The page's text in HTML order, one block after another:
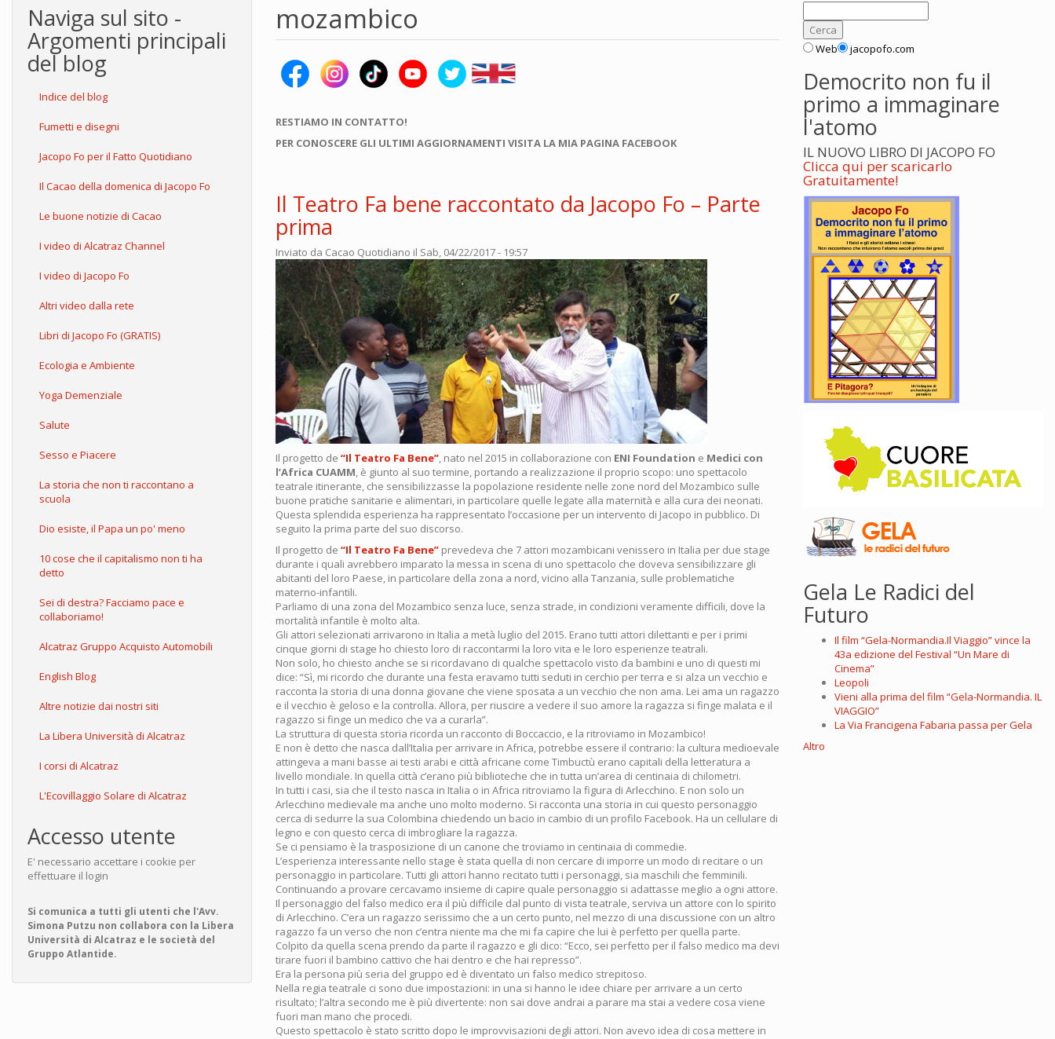
Naviga sul sito -
Argomenti principali
del blog
Indice del blog
Fumetti e disegni
Jacopo Fo per il Fatto Quotidiano
Il Cacao della domenica di Jacopo Fo
Le buone notizie di Cacao
I video di Alcatraz Channel
I video di Jacopo Fo
Altri video dalla rete
Libri di Jacopo Fo (GRATIS)
Ecologia e Ambiente
Yoga Demenziale
Salute
Sesso e Piacere
La storia che non ti raccontano a
scuola
Dio esiste, il Papa un po' meno
10 cose che il capitalismo non ti ha
detto
Sei di destra? Facciamo pace e
collaboriamo!
Alcatraz Gruppo Acquisto Automobili
English Blog
Altre notizie dai nostri siti
La Libera Università di Alcatraz
I corsi di Alcatraz
L'Ecovillaggio Solare di Alcatraz
Accesso utente
E' necessario accettare i cookie per
effettuare il login
Si comunica a tutti gli utenti che l'Avv.
Simona Putzu non collabora con la Libera
Università di Alcatraz e le società del
Gruppo Atlantide.
mozambico
RESTIAMO IN CONTATTO!
PER CONOSCERE GLI ULTIMI AGGIORNAMENTI VISITA LA MIA PAGINA FACEBOOK
Il Teatro Fa bene raccontato da Jacopo Fo – Parte
prima
Inviato da Cacao Quotidiano il Sab, 04/22/2017 - 19:57
Il progetto de “Il Teatro Fa Bene”, nato nel 2015 in collaborazione con ENI Foundation e Medici con
l’Africa CUAMM, è giunto al suo termine, portando a realizzazione il proprio scopo: uno spettacolo
teatrale itinerante, che sensibilizzasse la popolazione residente nelle zone nord del Mozambico sulle
buone pratiche sanitarie e alimentari, in particolare quelle legate alla maternità e alla cura dei neonati.
Questa splendida esperienza ha rappresentato l’occasione per un intervento di Jacopo in pubblico. Di
seguito la prima parte del suo discorso.
Il progetto de “Il Teatro Fa Bene” prevedeva che 7 attori mozambicani venissero in Italia per due stage
durante i quali avrebbero imparato la messa in scena di uno spettacolo che doveva sensibilizzare gli
abitanti del loro Paese, in particolare della zona a nord, vicino alla Tanzania, sulle problematiche
materno-infantili.
Parliamo di una zona del Mozambico senza luce, senza strade, in condizioni veramente difficili, dove la
mortalità infantile è molto alta.
Gli attori selezionati arrivarono in Italia a metà luglio del 2015. Erano tutti attori dilettanti e per i primi
cinque giorni di stage ho chiesto loro di raccontarmi la loro vita e le loro esperienze teatrali.
Non solo, ho chiesto anche se si ricordavano di qualche spettacolo visto da bambini e uno di questi mi
dice: “Sì, mi ricordo che durante una festa eravamo tutti seduti in cerchio per terra e si alza un vecchio e
racconta la storia di una donna giovane che viene sposata a un vecchio che non ama. Lei ama un ragazzo
e il vecchio è geloso e la controlla. Allora, per riuscire a vedere il suo amore la ragazza si finge malata e il
ragazzo si finge un medico che va a curarla”.
La struttura di questa storia ricorda un racconto di Boccaccio, e la ritroviamo in Mozambico!
E non è detto che nasca dall’Italia per arrivare in Africa, potrebbe essere il contrario: la cultura medioevale
attingeva a mani basse ai testi arabi e città africane come Timbuctù erano capitali della letteratura a
livello mondiale. In quella città c’erano più biblioteche che in tutta un’area di centinaia di chilometri.
In tutti i casi, sia che il testo nasca in Italia o in Africa ritroviamo la figura di Arlecchino. E non solo un
Arlecchino medievale ma anche uno molto moderno. Si racconta una storia in cui questo personaggio
cerca di sedurre la sua Colombina chiedendo un bacio in cambio di un profilo Facebook. Ha un cellulare di
legno e con questo cerca di imbrogliare la ragazza.
Se ci pensiamo è la trasposizione di un canone che troviamo in centinaia di commedie.
L’esperienza interessante nello stage è stata quella di non cercare di imporre un modo di recitare o un
personaggio in particolare. Tutti gli attori hanno recitato tutti i personaggi, sia maschili che femminili.
Continuando a provare cercavamo insieme di capire quale personaggio si adattasse meglio a ogni attore.
Il personaggio del falso medico era il più difficile dal punto di vista teatrale, serviva un attore con lo spirito
di Arlecchino. C’era un ragazzo serissimo che a un certo punto, nel mezzo di una discussione con un altro
ragazzo fa un verso che non c’entra niente ma che mi fa capire che lui è perfetto per quella parte.
Colpito da quella scena prendo da parte il ragazzo e gli dico: “Ecco, sei perfetto per il falso medico ma devi
tirare fuori il bambino cattivo che hai dentro e che hai represso”.
Era la persona più seria del gruppo ed è diventato un falso medico strepitoso.
Nella regia teatrale ci sono due impostazioni: in una si hanno le idee chiare per arrivare a un certo
risultato; l’altra secondo me è più divertente: non sai dove andrai a parare ma stai a vedere cosa viene
fuori man mano che procedi.
Questo spettacolo è stato scritto dopo le improvvisazioni degli attori. Non avevo idea di cosa mettere in
Web jacopofo.com
Democrito non fu il
primo a immaginare
l'atomo
IL NUOVO LIBRO DI JACOPO FO
Clicca qui per scaricarlo
Gratuitamente!
Gela Le Radici del
Futuro
Il film “Gela-Normandia.Il Viaggio” vince la
43a edizione del Festival “Un Mare di
Cinema”
Leopoli
Vieni alla prima del film “Gela-Normandia. IL
VIAGGIO”
La Via Francigena Fabaria passa per Gela
Altro